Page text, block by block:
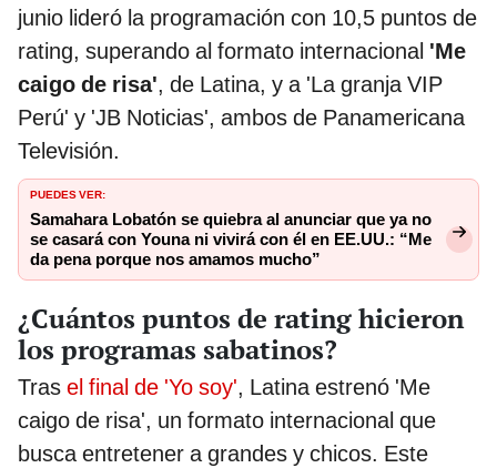
junio lideró la programación con 10,5 puntos de
rating, superando al formato internacional 'Me
caigo de risa', de Latina, y a 'La granja VIP
Perú' y 'JB Noticias', ambos de Panamericana
Televisión.
PUEDES VER:
Samahara Lobatón se quiebra al anunciar que ya no
se casará con Youna ni vivirá con él en EE.UU.: “Me
da pena porque nos amamos mucho”
¿Cuántos puntos de rating hicieron
los programas sabatinos?
Tras el final de 'Yo soy', Latina estrenó 'Me
caigo de risa', un formato internacional que
busca entretener a grandes y chicos. Este